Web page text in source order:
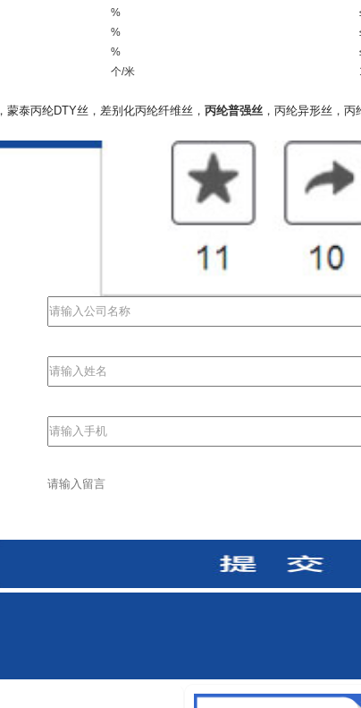
%
%
%
个/米
，蒙泰丙纶DTY丝 ， 差别化丙纶纤维丝 ，丙纶普强丝 ，丙纶异形丝 ，丙